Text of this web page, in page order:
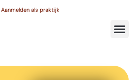
Aanmelden als praktijk